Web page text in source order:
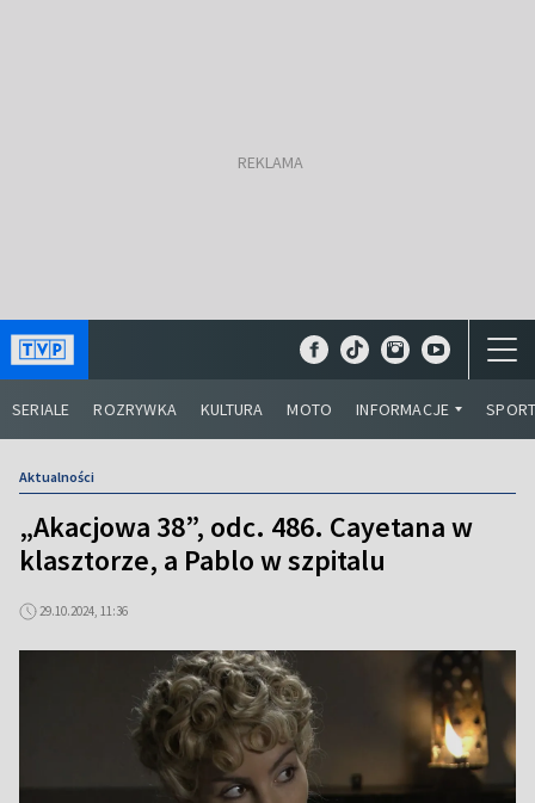
SERIALE ROZRYWKA KULTURA MOTO INFORMACJE
Aktualności
„Akacjowa 38”, odc. 486. Cayetana w
klasztorze, a Pablo w szpitalu
29.10.2024, 11:36